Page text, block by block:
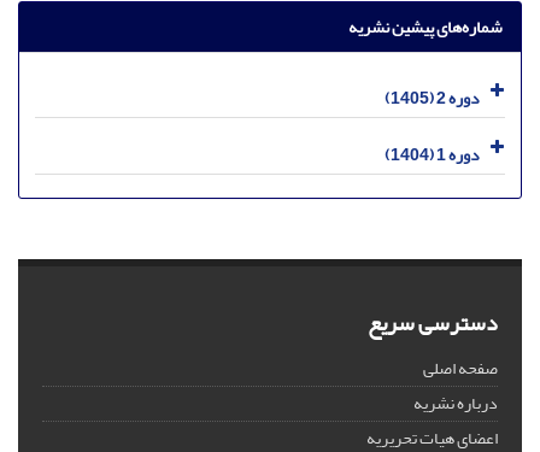
شماره‌های پیشین نشریه
دوره 2 (1405)
دوره 1 (1404)
دسترسی سریع
صفحه اصلی
درباره نشریه
اعضای هیات تحریریه